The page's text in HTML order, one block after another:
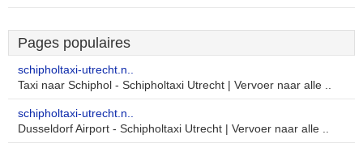
Pages populaires
schipholtaxi-utrecht.n..
Taxi naar Schiphol - Schipholtaxi Utrecht | Vervoer naar alle ..
schipholtaxi-utrecht.n..
Dusseldorf Airport - Schipholtaxi Utrecht | Vervoer naar alle ..